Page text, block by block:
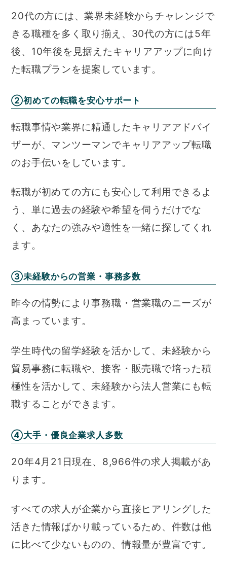
20代の方には、業界未経験からチャレンジで
きる職種を多く取り揃え、30代の方には5年
後、10年後を見据えたキャリアアップに向け
た転職プランを提案しています。
②初めての転職を安心サポート
転職事情や業界に精通したキャリアアドバイ
ザーが、マンツーマンでキャリアアップ転職
のお手伝いをしています。
転職が初めての方にも安心して利用できるよ
う、単に過去の経験や希望を伺うだけでな
く、あなたの強みや適性を一緒に探してくれ
ます。
③未経験からの営業・事務多数
昨今の情勢により事務職・営業職のニーズが
高まっています。
学生時代の留学経験を活かして、未経験から
貿易事務に転職や、接客・販売職で培った積
極性を活かして、未経験から法人営業にも転
職することができます。
④大手・優良企業求人多数
20年4月21日現在、8,966件の求人掲載があ
ります。
すべての求人が企業から直接ヒアリングした
活きた情報ばかり載っているため、件数は他
に比べて少ないものの、情報量が豊富です。